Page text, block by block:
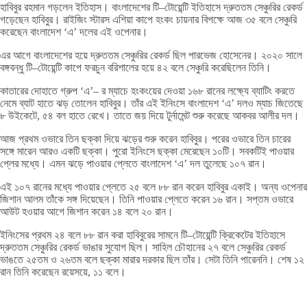
হাবিবুর রহমান গড়লেন ইতিহাস। বাংলাদেশের টি–টোয়েন্টি ইতিহাসে দ্রুততম সেঞ্চুরির রেকর্ড
গড়েছেন হাবিবুর। রাইজিং স্টারস এশিয়া কাপে হংকং চায়নার বিপক্ষে আজ ৩৫ বলে সেঞ্চুরি
করেছেন বাংলাদেশ ‘এ’ দলের এই ওপেনার।
এর আগে বাংলাদেশের হয়ে দ্রুততম সেঞ্চুরির রেকর্ড ছিল পারভেজ হোসেনের। ২০২০ সালে
বঙ্গবন্ধু টি–টোয়েন্টি কাপে ফরচুন বরিশালের হয়ে ৪২ বলে সেঞ্চুরি করেছিলেন তিনি।
কাতারের দোহাতে গ্রুপ ‘এ’– র ম্যাচে হংকংয়ের দেওয়া ১৬৮ রানের লক্ষ্যে ব্যাটিং করতে
নেমে ব্যাট হাতে ঝড় তোলেন হাবিবুর। তাঁর এই ইনিংসে বাংলাদেশ ‘এ’ দলও ম্যাচ জিতেছে
৮ উইকেটে, ৫৪ বল হাতে রেখে। তাতে জয় দিয়ে টুর্নামেন্ট শুরু করেছে আকবর আলীর দল।
আজ প্রথম ওভারে তিন ছক্কা দিয়ে ঝড়ের শুরু করেন হাবিবুর। পরের ওভারে তিন চারের
সঙ্গে মারেন আরও একটি ছক্কা। পুরো ইনিংসে ছক্কা মেরেছেন ১০টি। সবকটিই পাওয়ার
প্লের মধ্যে। এমন ঝড়ে পাওয়ার প্লেতে বাংলাদেশ ‘এ’ দল তুলেছে ১০৭ রান।
এই ১০৭ রানের মধ্যে পাওয়ার প্লেতে ২৫ বলে ৮৮ রান করেন হাবিবুর একাই। অন্য ওপেনার
জিশান আলম তাঁকে সঙ্গ দিয়েছেন। তিনি পাওয়ার প্লেতে করেন ১৬ রান। সপ্তম ওভারে
আউট হওয়ার আগে জিশান করেন ১৪ বলে ২০ রান।
ইনিংসের প্রথম ২৪ বলে ৮৮ রান করা হাবিবুরের সামনে টি–টোয়েন্টি ক্রিকেটের ইতিহাসে
দ্রুততম সেঞ্চুরির রেকর্ড ভাঙার সুযোগ ছিল। সাহিল চৌহানের ২৭ বলে সেঞ্চুরির রেকর্ড
ভাঙতে ২৫তম ও ২৬তম বলে ছক্কা মারার দরকার ছিল তাঁর। সেটা তিনি পারেননি। শেষ ১২
রান তিনি করেছেন রয়েসয়ে, ১১ বলে।